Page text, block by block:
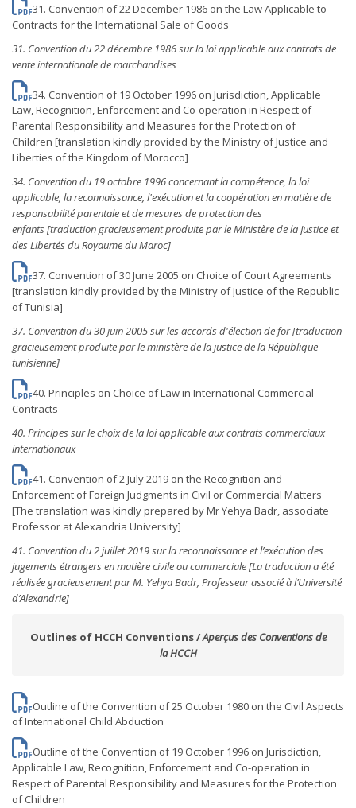
31. Convention of 22 December 1986 on the Law Applicable to
Contracts for the International Sale of Goods
31. Convention du 22 décembre 1986 sur la loi applicable aux contrats de
vente internationale de marchandises
34. Convention of 19 October 1996 on Jurisdiction, Applicable
Law, Recognition, Enforcement and Co-operation in Respect of
Parental Responsibility and Measures for the Protection of
Children [translation kindly provided by the Ministry of Justice and
Liberties of the Kingdom of Morocco]
34. Convention du 19 octobre 1996 concernant la compétence, la loi
applicable, la reconnaissance, l'exécution et la coopération en matière de
responsabilité parentale et de mesures de protection des
enfants [traduction gracieusement produite par le Ministère de la Justice et
des Libertés du Royaume du Maroc]
37. Convention of 30 June 2005 on Choice of Court Agreements
[translation kindly provided by the Ministry of Justice of the Republic
of Tunisia]
37. Convention du 30 juin 2005 sur les accords d'élection de for [traduction
gracieusement produite par le ministère de la justice de la République
tunisienne]
40. Principles on Choice of Law in International Commercial
Contracts
40. Principes sur le choix de la loi applicable aux contrats commerciaux
internationaux
41. Convention of 2 July 2019 on the Recognition and
Enforcement of Foreign Judgments in Civil or Commercial Matters
[The translation was kindly prepared by Mr Yehya Badr, associate
Professor at Alexandria University]
41. Convention du 2 juillet 2019 sur la reconnaissance et l’exécution des
jugements étrangers en matière civile ou commerciale [La traduction a été
réalisée gracieusement par M. Yehya Badr, Professeur associé à l’Université
d’Alexandrie]
Outlines of HCCH Conventions /Aperçus des Conventions de
la HCCH
Outline of the Convention of 25 October 1980 on the Civil Aspects
of International Child Abduction
Outline of the Convention of 19 October 1996 on Jurisdiction,
Applicable Law, Recognition, Enforcement and Co-operation in
Respect of Parental Responsibility and Measures for the Protection
of Children